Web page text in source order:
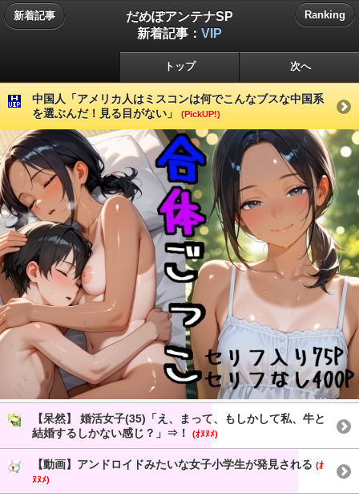
新着記事
だめぽアンテナSP
新着記事： VIP
Ranking
トップ 次へ
中国人「アメリカ人はミスコンは何でこんなブスな中国系
を選ぶんだ！見る目がない」
(PickUP!)
【呆然】 婚活女子(35)「え、まって、もしかして私、牛と
結婚するしかない感じ？」⇒！
(ｵﾇﾇﾒ)
【動画】アンドロイドみたいな女子小学生が発見される (ｵ
ﾇﾇﾒ)